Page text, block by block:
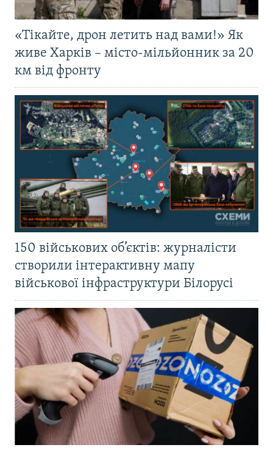
«Тікайте, дрон летить над вами!» Як
живе Харків – місто-мільйонник за 20
км від фронту
150 військових об’єктів: журналісти
створили інтерактивну мапу
військової інфраструктури Білорусі